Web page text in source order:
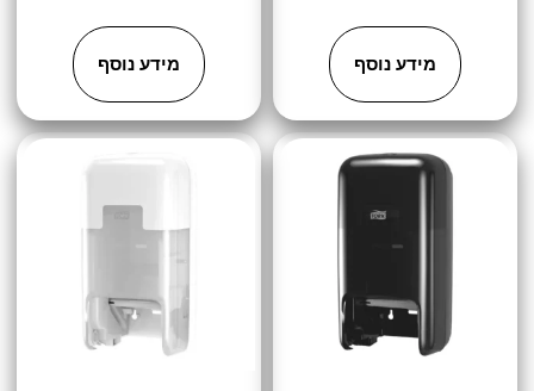
מידע נוסף מידע נוסף